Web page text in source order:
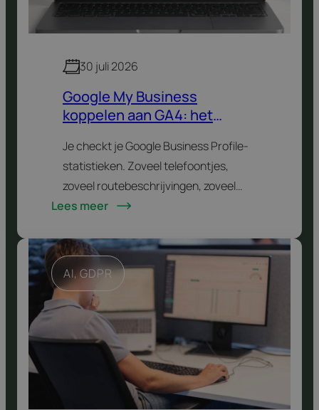
30 juli 2026
Google My Business
koppelen aan GA4: het
(2026)
Je checkt je Google Business Profile-
statistieken. Zoveel telefoontjes,
zoveel routebeschrijvingen, zoveel
klikks naar je website. Daarna spring je
gebeurt. Twee tabbladen, twee…
Lees meer
AI, GDPR